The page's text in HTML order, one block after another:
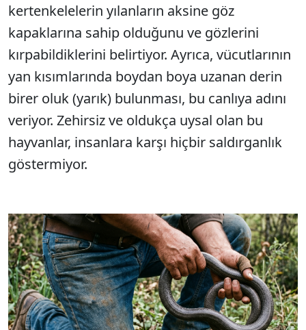
kertenkelelerin yılanların aksine göz
kapaklarına sahip olduğunu ve gözlerini
kırpabildiklerini belirtiyor. Ayrıca, vücutlarının
yan kısımlarında boydan boya uzanan derin
birer oluk (yarık) bulunması, bu canlıya adını
veriyor. Zehirsiz ve oldukça uysal olan bu
hayvanlar, insanlara karşı hiçbir saldırganlık
göstermiyor.